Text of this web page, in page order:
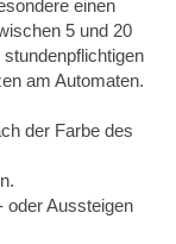
einen
5 und 20
am Automaten.
der Farbe des
oder Aussteigen